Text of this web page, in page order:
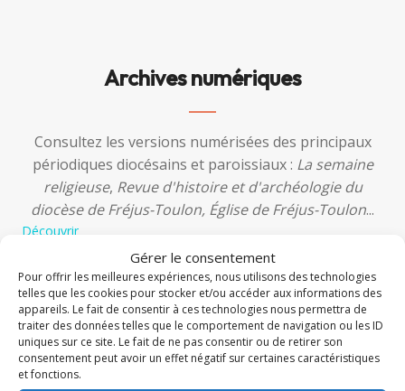
Gérer le consentement
Pour offrir les meilleures expériences, nous utilisons des technologies
telles que les cookies pour stocker et/ou accéder aux informations des
appareils. Le fait de consentir à ces technologies nous permettra de
traiter des données telles que le comportement de navigation ou les ID
uniques sur ce site. Le fait de ne pas consentir ou de retirer son
consentement peut avoir un effet négatif sur certaines caractéristiques
et fonctions.
Archives numériques
Consultez les versions numérisées des principaux
périodiques diocésains et paroissiaux : La semaine
religieuse, Revue d'histoire et d'archéologie du
diocèse de Fréjus-Toulon, Église de Fréjus-Toulon...
Découvrir